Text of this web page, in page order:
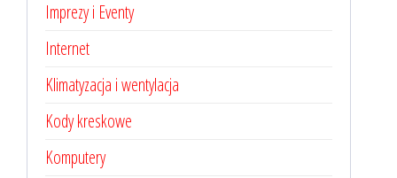
Imprezy i Eventy
Internet
Klimatyzacja i wentylacja
Kody kreskowe
Komputery